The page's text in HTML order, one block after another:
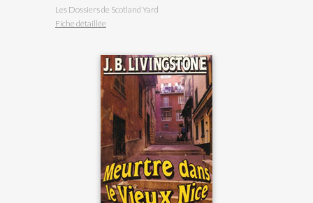
Les Dossiers de Scotland Yard
Fiche détaillée